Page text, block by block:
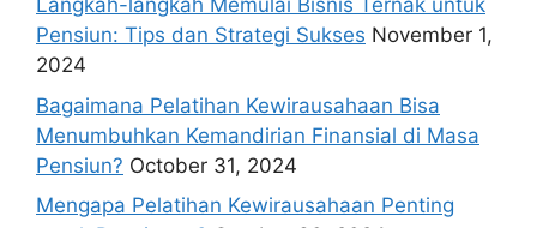
Langkah-langkah Memulai Bisnis Ternak untuk
Pensiun: Tips dan Strategi Sukses November 1,
2024
Bagaimana Pelatihan Kewirausahaan Bisa
Menumbuhkan Kemandirian Finansial di Masa
Pensiun? October 31, 2024
Mengapa Pelatihan Kewirausahaan Penting